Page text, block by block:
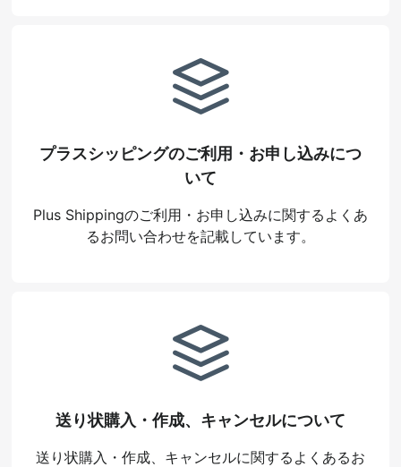
プラスシッピングのご利用・お申し込みにつ
いて
Plus Shippingのご利用・お申し込みに関するよくあ
るお問い合わせを記載しています。
送り状購入・作成、キャンセルについて
送り状購入・作成、キャンセルに関するよくあるお